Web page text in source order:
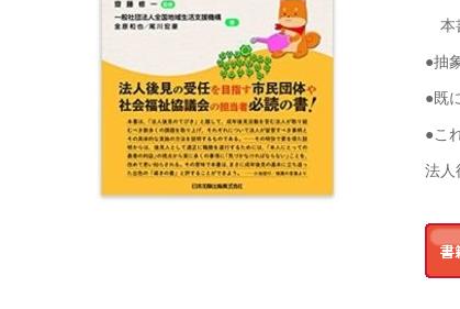
本
●抽
●既
●こ
法人